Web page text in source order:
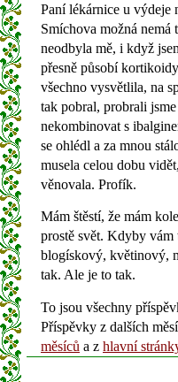
Paní lékárnice u výdeje
Smíchova možná
neodbyla mě, i když
přesně působí
všechno vysvětlila, na
tak pobral, probrali
nekombinovat s
se ohlédl a za mnou
musela celou dobu
věnovala. Profík.
Mám štěstí, že mám
prostě svět. Kdyby vám
blogískový, květinový,
tak. Ale je to tak.
To jsou všechny
Příspěvky z dalších
měsíců a z hlavní